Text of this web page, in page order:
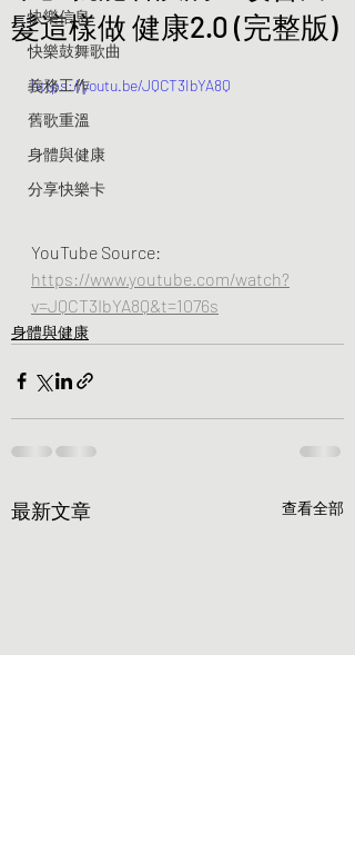
快樂信息
快樂鼓舞歌曲
義務工作
舊歌重溫
身體與健康
分享快樂卡
髮這樣做 健康2.0 (完整版)
https://youtu.be/JQCT3IbYA8Q
YouTube Source:
https://www.youtube.com/watch?
v=JQCT3IbYA8Q&t=1076s
身體與健康
最新文章 查看全部